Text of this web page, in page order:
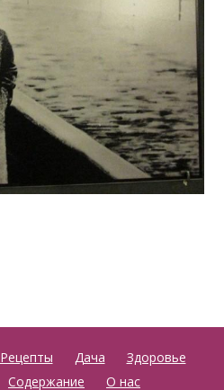
Рецепты Дача
Здоровье
Содержание О нас